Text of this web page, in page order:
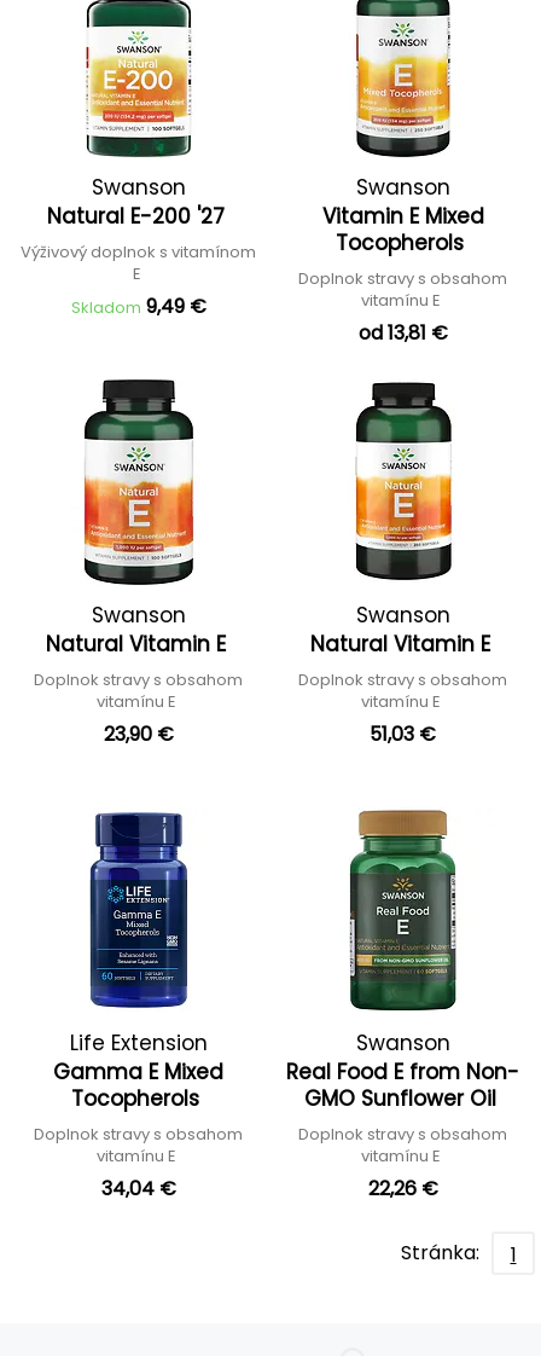
Swanson
Natural E-200 '27
Výživový doplnok s vitamínom
E
Skladom 9,49 €
Swanson
Vitamin E Mixed
Tocopherols
Doplnok stravy s obsahom
vitamínu E
od 13,81 €
Swanson
Natural Vitamin E
Doplnok stravy s obsahom
vitamínu E
23,90 €
Swanson
Natural Vitamin E
Doplnok stravy s obsahom
vitamínu E
51,03 €
Life Extension
Gamma E Mixed
Tocopherols
Doplnok stravy s obsahom
vitamínu E
34,04 €
Swanson
Real Food E from Non-
GMO Sunflower Oil
Doplnok stravy s obsahom
vitamínu E
22,26 €
Stránka: 1